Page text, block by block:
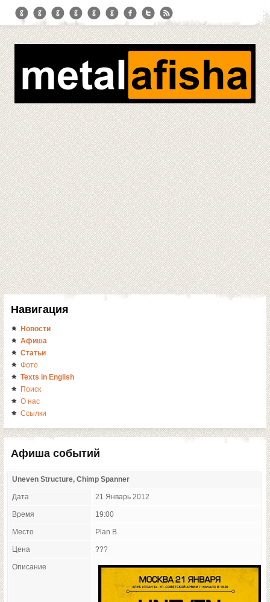
Навигация
Новости
Афиша
Статьи
Фото
Texts in English
Поиск
О нас
Ссылки
Афиша событий
Uneven Structure, Chimp Spanner
Дата 21 Январь 2012
Время 19:00
Место Plan B
Цена ???
Описание